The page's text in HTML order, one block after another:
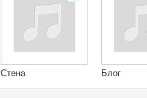
Стена Блог